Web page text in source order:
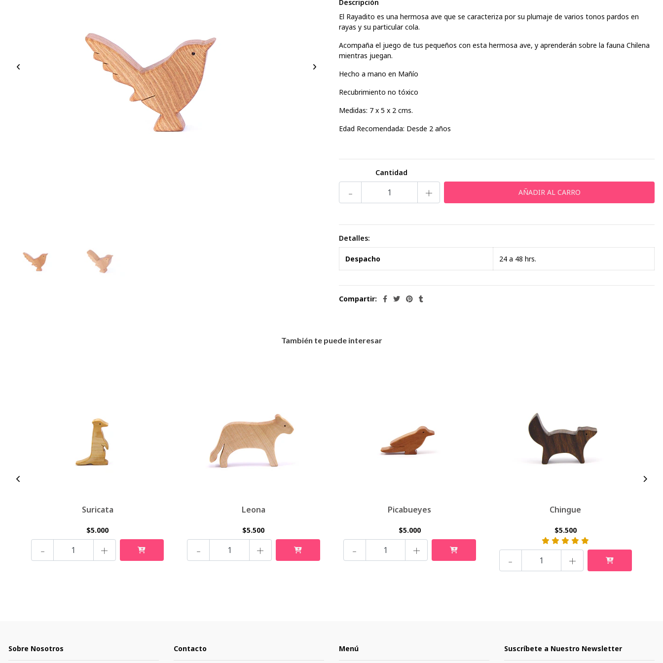
Descripción
El Rayadito es una hermosa ave que se caracteriza por su plumaje de varios tonos pardos en
rayas y su particular cola.
Acompaña el juego de tus pequeños con esta hermosa ave, y aprenderán sobre la fauna Chilena
mientras juegan.
Hecho a mano en Mañío
Recubrimiento no tóxico
Medidas: 7 x 5 x 2 cms.
Edad Recomendada: Desde 2 años
Cantidad
- +
Detalles:
Despacho 24 a 48 hrs.
Compartir:
También te puede interesar
Suricata
$5.000
- +
Leona
$5.500
- +
Picabueyes
$5.000
- +
Chingue
$5.500
- +
Sobre Nosotros Contacto Menú Suscríbete a Nuestro Newsletter